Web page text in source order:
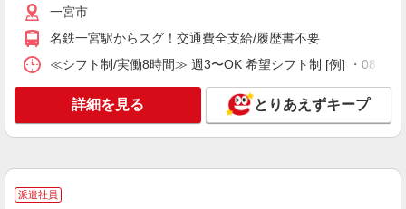
個別訪問(対面) 1件：4,286円〜5,239円 ・遠隔面
談 1件：1,500〜1,691円 ・電話支援 1件：
1,000円〜1,429円 ・ICTメール支援 1件：500円
します ※交通費・電話代は弊社負担。その他、支
援内容により細則あり。
【活動エリア】愛知県一宮市及びその周辺
詳細を見る
パナソニック エイジフリーケアセンター一宮
一宮市
名鉄一宮駅からスグ！交通費全支給/履歴書不要
≪シフト制/実働8時間≫ 週3〜OK 希望シフト制 [例] ・
詳細を見る とりあえずキープ
派遣社員